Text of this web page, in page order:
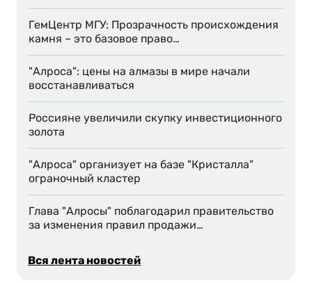
ГемЦентр МГУ: Прозрачность происхождения
камня – это базовое право…
"Алроса": цены на алмазы в мире начали
восстанавливаться
Россияне увеличили скупку инвестиционного
золота
"Алроса" организует на базе "Кристалла"
ограночный кластер
Глава "Алросы" поблагодарил правительство
за изменения правил продажи…
Вся лента новостей